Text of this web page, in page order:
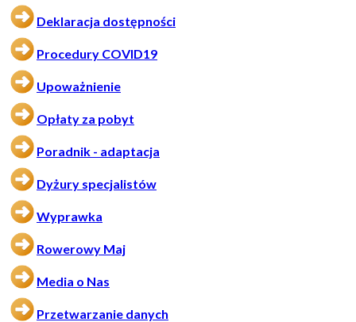
Deklaracja dostępności
Procedury COVID19
Upoważnienie
Opłaty za pobyt
Poradnik - adaptacja
Dyżury specjalistów
Wyprawka
Rowerowy Maj
Media o Nas
Przetwarzanie danych